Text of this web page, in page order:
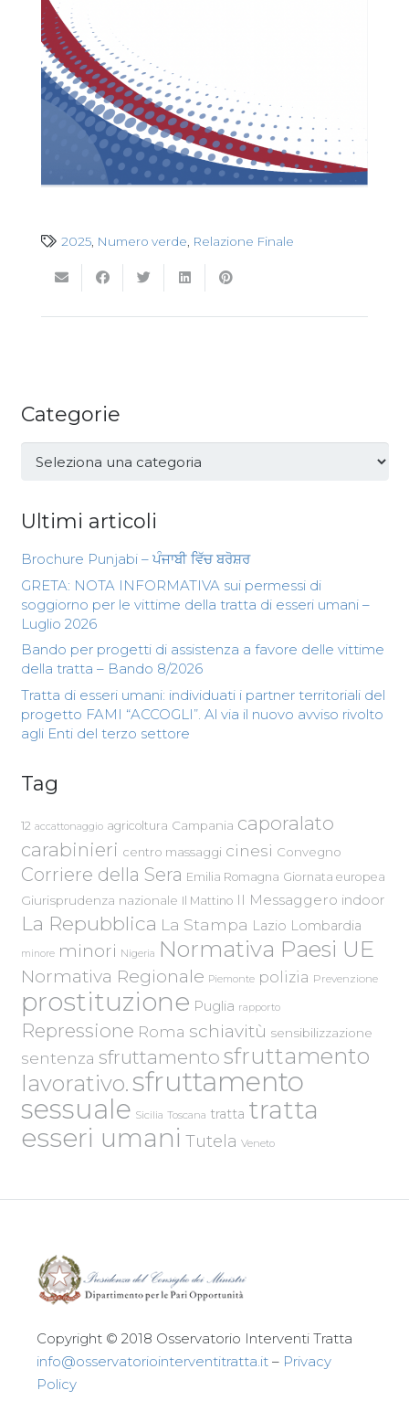
2025 Numero verde Relazione Finale
Categorie
Categorie
Ultimi articoli
Brochure Punjabi – ਪੰਜਾਬੀ ਵਿੱਚ ਬਰੋਸ਼ਰ
GRETA: NOTA INFORMATIVA sui permessi di
soggiorno per le vittime della tratta di esseri umani –
Luglio 2026
Bando per progetti di assistenza a favore delle vittime
della tratta – Bando 8/2026
Tratta di esseri umani: individuati i partner territoriali del
progetto FAMI “ACCOGLI”. Al via il nuovo avviso rivolto
agli Enti del terzo settore
Tag
12 accattonaggio agricoltura Campania caporalato
carabinieri centro massaggi cinesi Convegno
Corriere della Sera Emilia Romagna Giornata europea
Giurisprudenza nazionale Il Mattino Il Messaggero indoor
La Repubblica La Stampa Lazio Lombardia
minore minori Nigeria Normativa Paesi UE
Normativa Regionale Piemonte polizia Prevenzione
prostituzione Puglia rapporto
Repressione Roma schiavitù sensibilizzazione
sentenza sfruttamento sfruttamento
lavorativo.sfruttamento
sessuale Sicilia Toscana tratta tratta
esseri umani Tutela Veneto
Copyright © 2018 Osservatorio Interventi Tratta
info@osservatoriointerventitratta.it – Privacy
Policy